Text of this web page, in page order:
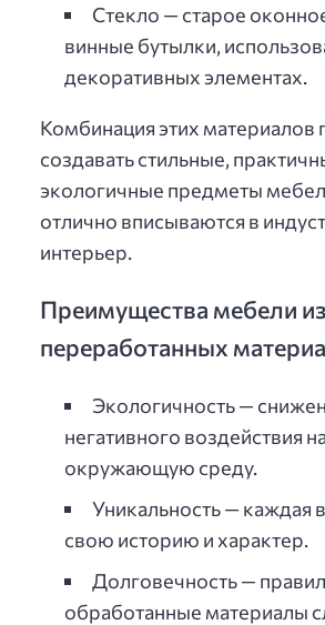
Стекло — старое
винные бутылки,
декоративных элементах.
Комбинация этих материалов
создавать стильные,
экологичные предметы
отлично вписываются в
интерьер.
Преимущества мебели из
переработанных
Экологичность —
негативного воздействия на
окружающую среду.
Уникальность — каждая
свою историю и характер.
Долговечность —
обработанные материалы